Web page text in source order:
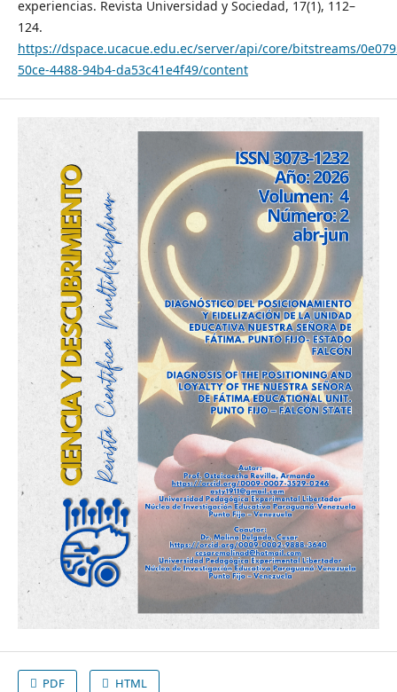
experiencias. Revista Universidad y Sociedad, 17(1), 112–
124.
https://dspace.ucacue.edu.ec/server/api/core/bitstreams/
50ce-4488-94b4-da53c41e4f49/content
PDF HTML